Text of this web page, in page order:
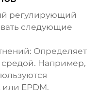
регулирующий
следующие
Определяет
средой. Например,
EPDM.